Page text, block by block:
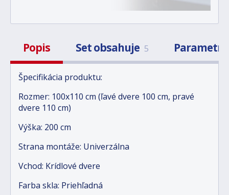
Popis Set obsahuje 5 Parametre
Špecifikácia produktu:
Rozmer: 100x110 cm (ľavé dvere 100 cm, pravé
dvere 110 cm)
Výška: 200 cm
Strana montáže: Univerzálna
Vchod: Krídlové dvere
Farba skla: Priehľadná